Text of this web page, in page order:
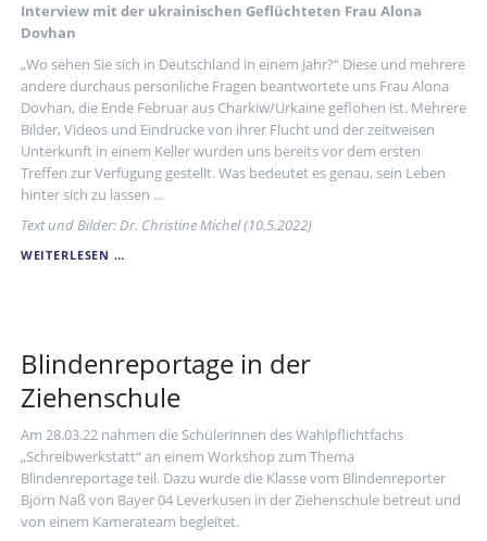
Interview mit der ukrainischen Geflüchteten Frau Alona
Dovhan
„Wo sehen Sie sich in Deutschland in einem Jahr?“ Diese und mehrere
andere durchaus persönliche Fragen beantwortete uns Frau Alona
Dovhan, die Ende Februar aus Charkiw/Urkaine geflohen ist. Mehrere
Bilder, Videos und Eindrücke von ihrer Flucht und der zeitweisen
Unterkunft in einem Keller wurden uns bereits vor dem ersten
Treffen zur Verfügung gestellt. Was bedeutet es genau, sein Leben
hinter sich zu lassen ...
Text und Bilder: Dr. Christine Michel (10.5.2022)
WEITERLESEN …FAZ-
Blindenreportage in der
Ziehenschule
Am 28.03.22 nahmen die Schülerinnen des Wahlpflichtfachs
„Schreibwerkstatt“ an einem Workshop zum Thema
Blindenreportage teil. Dazu wurde die Klasse vom Blindenreporter
Björn Naß von Bayer 04 Leverkusen in der Ziehenschule betreut und
von einem Kamerateam begleitet.